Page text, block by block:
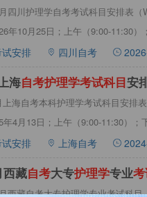
四川护理学自考考试科目安排表
年10月25日；上午（9:00-11:30）
安排 四川自考
海自考护理学考试科目安
上海自考本科护理学考试科目安排
年4月13日；上午（9:00-11:30）；
安排 上海自考
西藏自考大专护理学专业考
西藏自考大专护理学专业考试科